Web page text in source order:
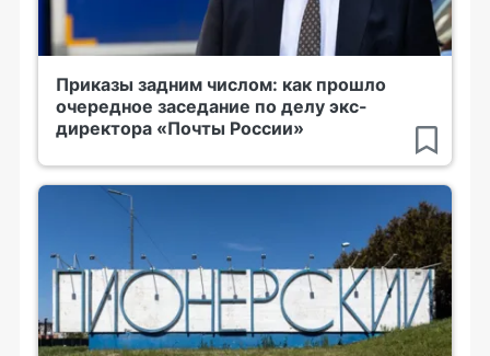
Приказы задним числом: как прошло
очередное заседание по делу экс-
директора «Почты России»